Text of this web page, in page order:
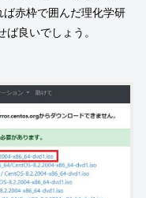
ば赤枠で囲んだ理化学研
ば良いでしょう。